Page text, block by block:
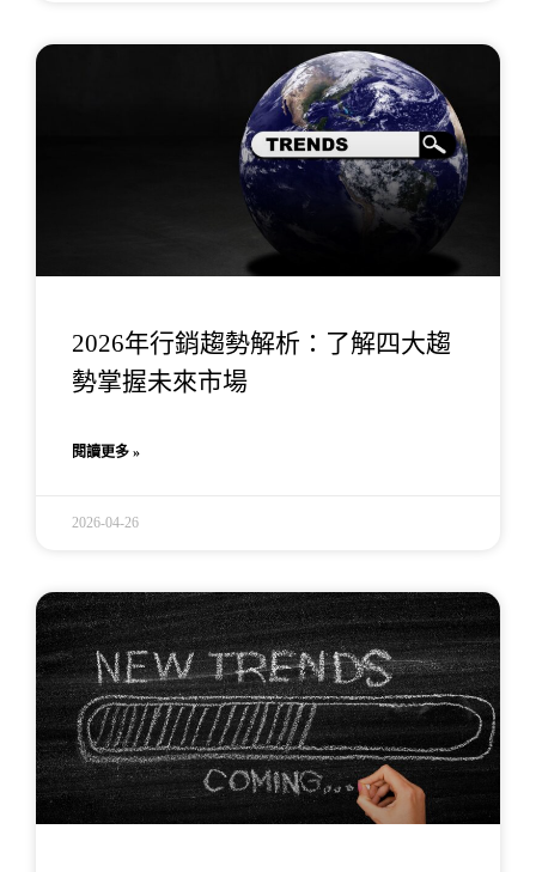
2026年行銷趨勢解析：了解四大趨
勢掌握未來市場
閱讀更多 »
2026-04-26